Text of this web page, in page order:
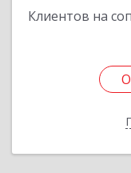
Клиентов на